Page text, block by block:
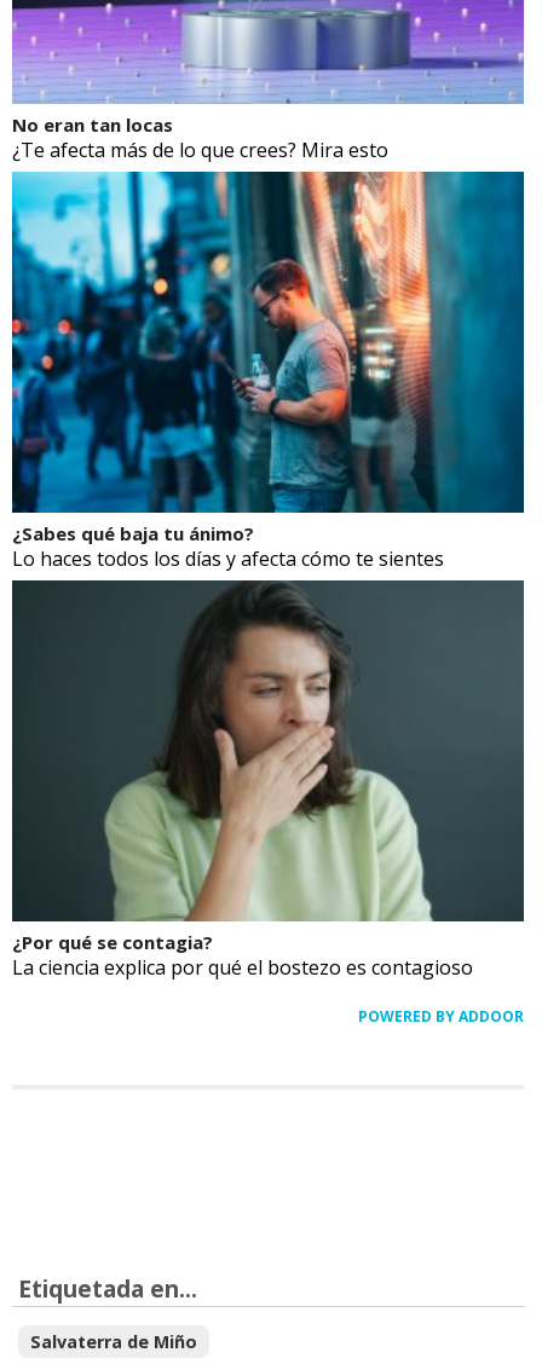
No eran tan locas
¿Te afecta más de lo que crees? Mira esto
¿Sabes qué baja tu ánimo?
Lo haces todos los días y afecta cómo te sientes
¿Por qué se contagia?
La ciencia explica por qué el bostezo es contagioso
POWERED BY ADDOOR
Etiquetada en...
Salvaterra de Miño